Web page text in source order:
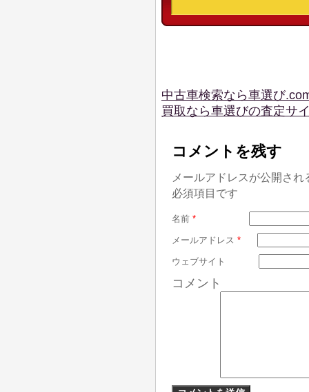
中古車検索なら車選び
買取なら車選びの査定サ
コメントを残す
メールアドレスが公開さ
必須項目です
名前 *
メールアドレス *
ウェブサイト
コメント